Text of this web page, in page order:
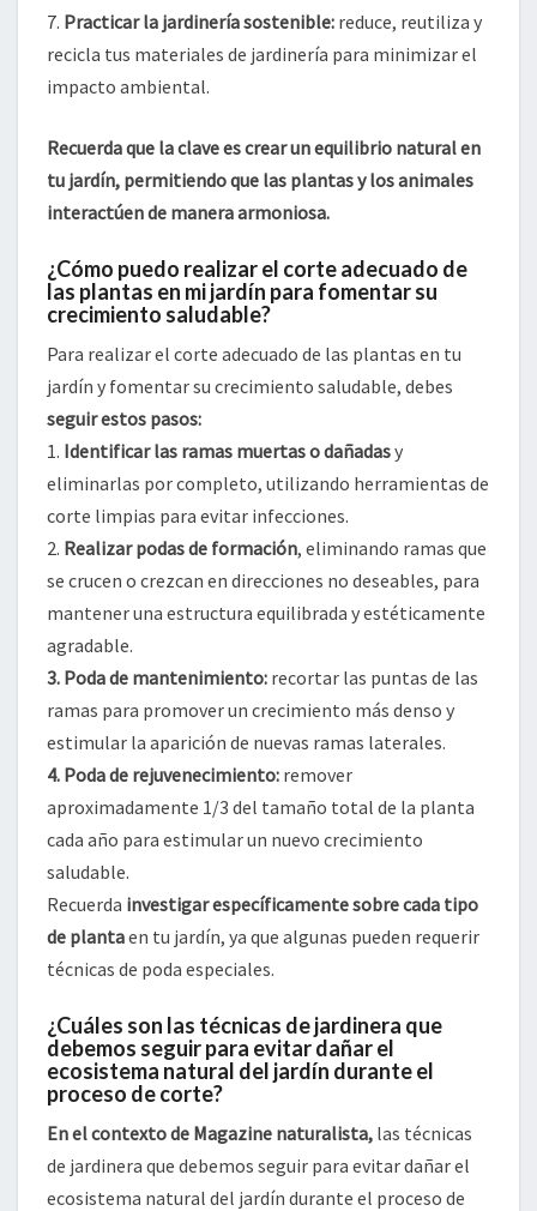
7. Practicar la jardinería sostenible: reduce, reutiliza y
recicla tus materiales de jardinería para minimizar el
impacto ambiental.
Recuerda que la clave es crear un equilibrio natural en
tu jardín, permitiendo que las plantas y los animales
interactúen de manera armoniosa.
¿Cómo puedo realizar el corte adecuado de
las plantas en mi jardín para fomentar su
crecimiento saludable?
Para realizar el corte adecuado de las plantas en tu
jardín y fomentar su crecimiento saludable, debes
seguir estos pasos:
1. Identificar las ramas muertas o dañadasy
eliminarlas por completo, utilizando herramientas de
corte limpias para evitar infecciones.
2. Realizar podas de formación, eliminando ramas que
se crucen o crezcan en direcciones no deseables, para
mantener una estructura equilibrada y estéticamente
agradable.
3. Poda de mantenimiento: recortar las puntas de las
ramas para promover un crecimiento más denso y
estimular la aparición de nuevas ramas laterales.
4. Poda de rejuvenecimiento: remover
aproximadamente 1/3 del tamaño total de la planta
cada año para estimular un nuevo crecimiento
saludable.
Recuerda investigar específicamente sobre cada tipo
de plantaen tu jardín, ya que algunas pueden requerir
técnicas de poda especiales.
¿Cuáles son las técnicas de jardinera que
debemos seguir para evitar dañar el
ecosistema natural del jardín durante el
proceso de corte?
En el contexto de Magazine naturalista, las técnicas
de jardinera que debemos seguir para evitar dañar el
ecosistema natural del jardín durante el proceso de